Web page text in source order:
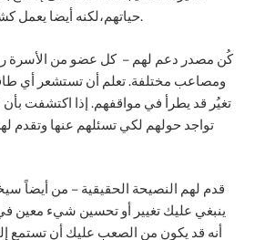
حياتهم،لكنه أيضا يعمل كشكل من الرابطة بينكم.
ومصاعب مختلفة. تعلم أن تستشعر أي
تغيُر قد يطرأ في مواقفهم. إذا اكتشفت
تواجد حولهم لكي تسئلهم عنها وتقدم
ينبغي عليك تغيير أو تحسين شيء
أنه قد يكون من الصعب عليك أن تستمع